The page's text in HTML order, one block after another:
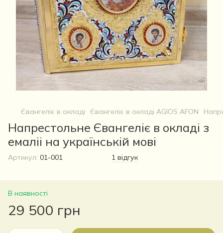
Євангеліє в окладі Євангеліє в окладі AGIOS AFON
Напрестольне Євангеліє в окладі з
емаліі на українській мові
Артикул: 01-001 1 відгук
В наявності
29 500 грн